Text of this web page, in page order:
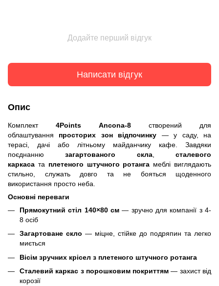
Додайте перший відгук
Написати відгук
Опис
Комплект4Points Ancona-8створений для
облаштування просторих зон відпочинку — у саду, на
терасі, дачі або літньому майданчику кафе. Завдяки
поєднаннюзагартованого скла,сталевого
каркаса та плетеного штучного ротанга меблі виглядають
стильно, служать довго та не бояться щоденного
використання просто неба.
Основні переваги
Прямокутний стіл 140×80 см — зручно для компанії з 4-
8 осіб
Загартоване скло — міцне, стійке до подряпин та легко
миється
Вісім зручних крісел з плетеного штучного ротанга
Сталевий каркас з порошковим покриттям — захист від
корозії